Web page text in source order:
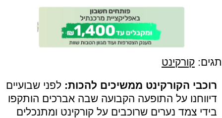
תגים: קורקינט
רוכבי הקורקינט ממשיכים להכות: לפני שבועיים
דיווחנו על התופעה הקבועה שבה אברכים הותקפו
בידי צמד נערים שרוכבים על קורקינט ומתנכלים